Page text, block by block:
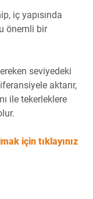
iç yapısında
önemli bir
seviyedeki
aktarır,
ile tekerleklere
için tıklayınız